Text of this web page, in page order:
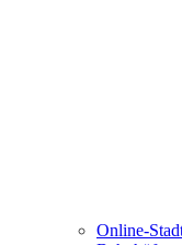
Online-